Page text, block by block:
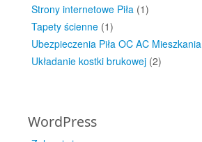
Strony internetowe Piła (1)
Tapety ścienne (1)
Ubezpieczenia Piła OC AC Mieszkania
Układanie kostki brukowej (2)
WordPress